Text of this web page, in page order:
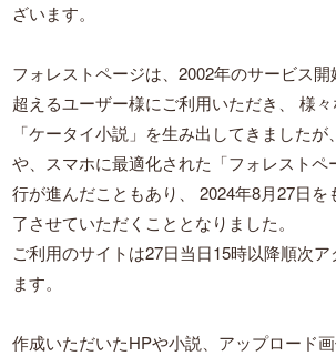
ざいます。
フォレストページは、2002年のサービス
超えるユーザー様にご利用いただき、
様々
「ケータイ小説」を生み出してきました
や、スマホに最適化された「フォレストペ
行が進んだこともあり、
2024年8月27日を
了させていただくこととなりました。
ご利用のサイトは27日当日15時以降順次
ます。
作成いただいたHPや小説、アップロード